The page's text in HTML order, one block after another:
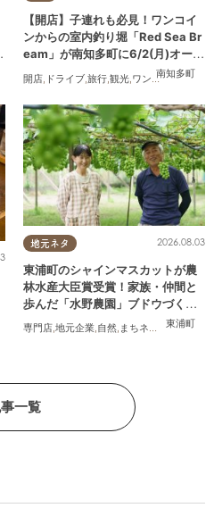
南知多町
【開店】子連れも必見！ワンコイ
ンからの室内釣り堀「Red Sea Br
eam」が南知多町に6/2(月)オープ
ン
開店, ドライブ,旅行,観光,ワンコイン
たレポ
地元ネタ
東浦町
2026.08.03
東浦町のシャインマスカットが農
林水産大臣賞受賞！家族・仲間と
歩んだ「水野農園」ブドウづくり
の軌跡
専門店,地元企業,自然, まちネタ 季節ネタ
一覧